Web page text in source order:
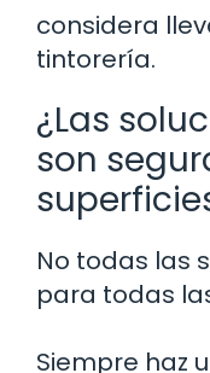
considera
tintorería.
¿Las
son
No todas las
para todas
Siempre haz